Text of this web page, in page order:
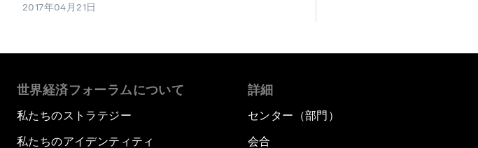
2017年04月21日
世界経済フォーラムについて
私たちのストラテジー
私たちのアイデンティティ
詳細
センター（部門）
会合